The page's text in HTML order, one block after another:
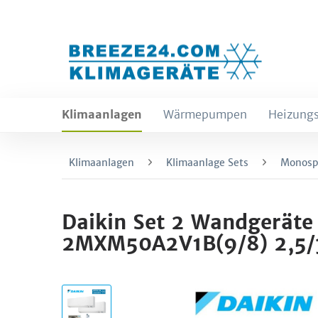
Klimaanlagen Wärmepumpen
Klimaanlagen Klimaanlage Sets
Daikin Set 2
2MXM50A2V1B(9/8)